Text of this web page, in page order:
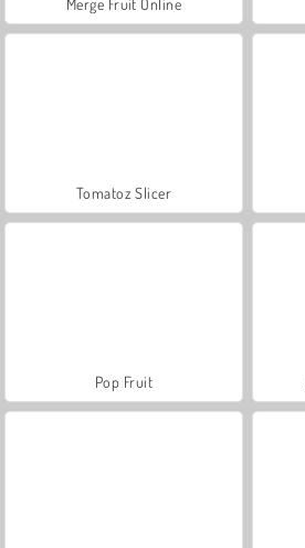
Tomatoz Slicer
Pop Fruit